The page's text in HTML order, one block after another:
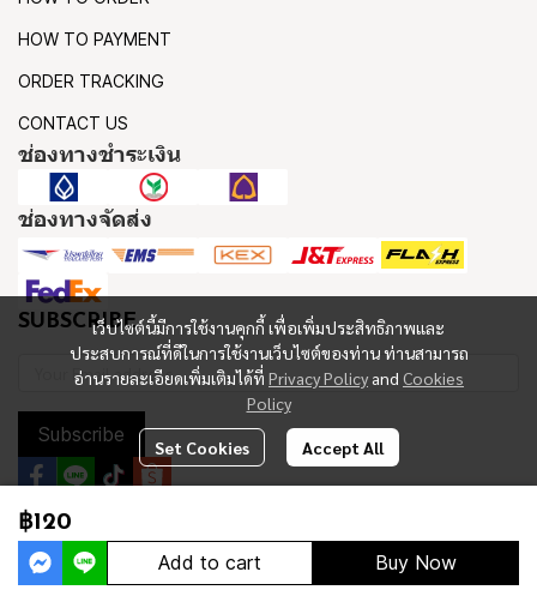
฿120
Add to cart
Buy Now
เว็บไซต์นี้มีการใช้งานคุกกี้ เพื่อเพิ่มประสิทธิภาพและ
ประสบการณ์ที่ดีในการใช้งานเว็บไซต์ของท่าน ท่านสามารถ
อ่านรายละเอียดเพิ่มเติมได้ที่ Privacy Policy and Cookies
Policy
Set Cookies Accept All
HOW TO PAYMENT
ORDER TRACKING
CONTACT US
ช่องทางชำระเงิน
ช่องทางจัดส่ง
SUBSCRIBE
Subscribe
Copyright 2023 | All Rights Reserved | Powered by MWE
Powered By MakeWebEasy